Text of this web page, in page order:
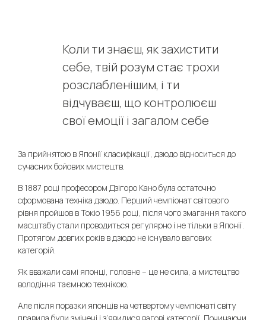
Коли ти знаєш, як захистити
себе, твій розум стає трохи
розслабленішим, і ти
відчуваєш, що контролюєш
свої емоції і загалом себе
За прийнятою в Японії класифікації, дзюдо відноситься до
сучасних бойових мистецтв.
В 1887 році професором Дзігоро Кано була остаточно
сформована техніка дзюдо. Перший чемпіонат світового
рівня пройшов в Токіо 1956 році, після чого змагання такого
масштабу стали проводиться регулярно і не тільки в Японії.
Протягом довгих років в дзюдо не існувало вагових
категорій.
Як вважали самі японці, головне – це не сила, а мистецтво
володіння таємною технікою.
Але після поразки японців на четвертому чемпіонаті світу